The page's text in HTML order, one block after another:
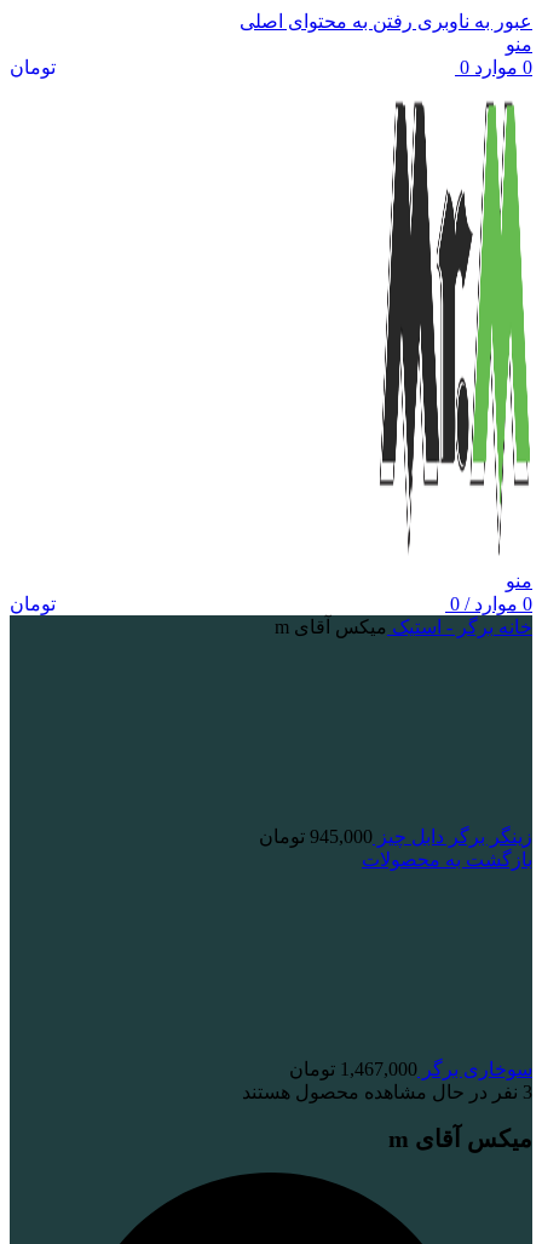
عبور به ناوبری رفتن به محتوای اصلی
منو
0 موارد 0 تومان
منو
0 موارد /
0
تومان
خانه برگر - استیک میکس آقای m
زینگر برگر دابل چیز 945,000 تومان
بازگشت به محصولات
سوخاری برگر 1,467,000 تومان
3 نفر در حال مشاهده محصول هستند
میکس آقای m